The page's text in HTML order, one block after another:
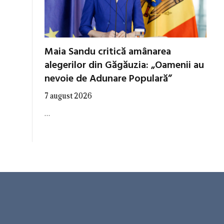
Maia Sandu critică amânarea
alegerilor din Găgăuzia: „Oamenii au
nevoie de Adunare Populară”
7 august 2026
…